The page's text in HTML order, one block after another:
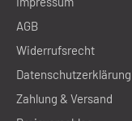
AGB
Widerrufsrecht
Datenschutzerklärung
Zahlung & Versand